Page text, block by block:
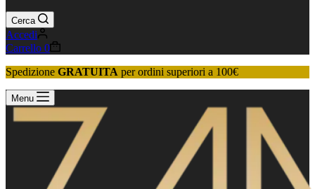
Cerca
Accedi
Carrello 0
Spedizione GRATUITA per ordini superiori a 100€
Menu